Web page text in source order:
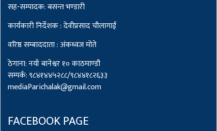
सह-सम्पादक: बसन्त भण्डारी
कार्यकारी निर्देशक : देवीप्रसाद चौलागाईं
वरिष्ठ सम्बाददाता : अंकध्वज मोते
ठेगाना: नयाँ बानेश्वर १० काठमाण्डौ
सम्पर्क: ९८४१४४५२८८/९८४४१८२६३३
mediaParichalak@gmail.com
FACEBOOK PAGE